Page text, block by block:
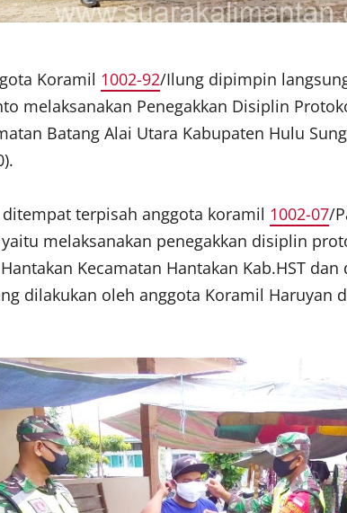
Koramil 1002-92/Ilung dipimpin
melaksanakan Penegakkan Disiplin
Batang Alai Utara Kabupaten Hulu
ditempat terpisah anggota koramil 1002-07/
melaksanakan penegakkan disiplin
Kecamatan Hantakan Kab.HST dan
dilakukan oleh anggota Koramil Haruyan